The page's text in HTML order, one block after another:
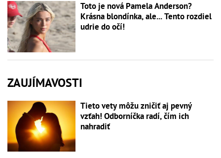
Toto je nová Pamela Anderson?
Krásna blondínka, ale... Tento rozdiel
udrie do očí!
ZAUJÍMAVOSTI
Tieto vety môžu zničiť aj pevný
vzťah! Odborníčka radí, čím ich
nahradiť